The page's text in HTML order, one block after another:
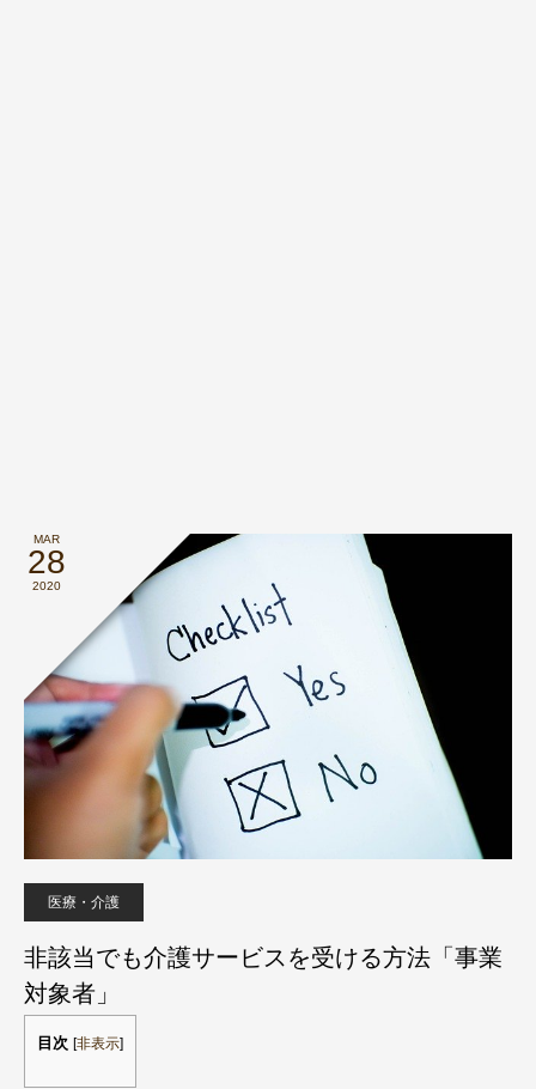
MAR
28
2020
医療・介護
非該当でも介護サービスを受ける方法「事業
対象者」
目次 [非表示]